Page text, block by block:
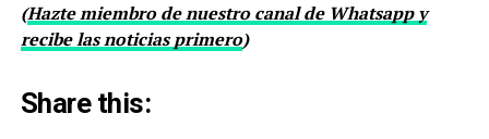
(Hazte miembro de nuestro canal de Whatsapp y
recibe las noticias primero)
Share this: